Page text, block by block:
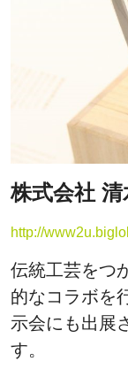
株式会社
http://
伝統工芸をつ
的なコラボを
示会にも出展
す。